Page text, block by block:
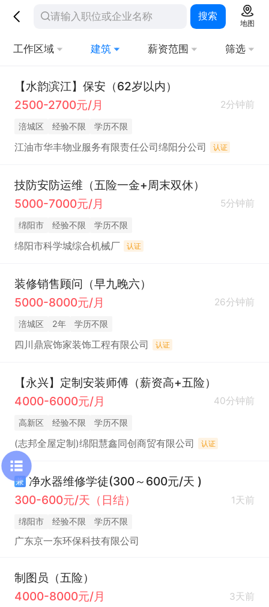
搜索
地图
工作区域 建筑 薪资范围 筛选
【水韵滨江】保安（62岁以内）
2500-2700元/月
2分钟前
涪城区 经验不限 学历不限
江油市华丰物业服务有限责任公司绵阳分公司 认证
技防安防运维（五险一金+周末双休）
5000-7000元/月
5分钟前
绵阳市 经验不限 学历不限
绵阳市科学城综合机械厂 认证
装修销售顾问（早九晚六）
5000-8000元/月
26分钟前
涪城区 2年 学历不限
四川鼎宸饰家装饰工程有限公司 认证
【永兴】定制安装师傅（薪资高+五险）
4000-6000元/月
40分钟前
高新区 经验不限 学历不限
(志邦全屋定制)绵阳慧鑫同创商贸有限公司 认证
兼 净水器维修学徒(300～600元/天 )
300-600元/天（日结）
1天前
绵阳市 经验不限 学历不限
广东京一东环保科技有限公司
制图员（五险）
4000-8000元/月
3天前